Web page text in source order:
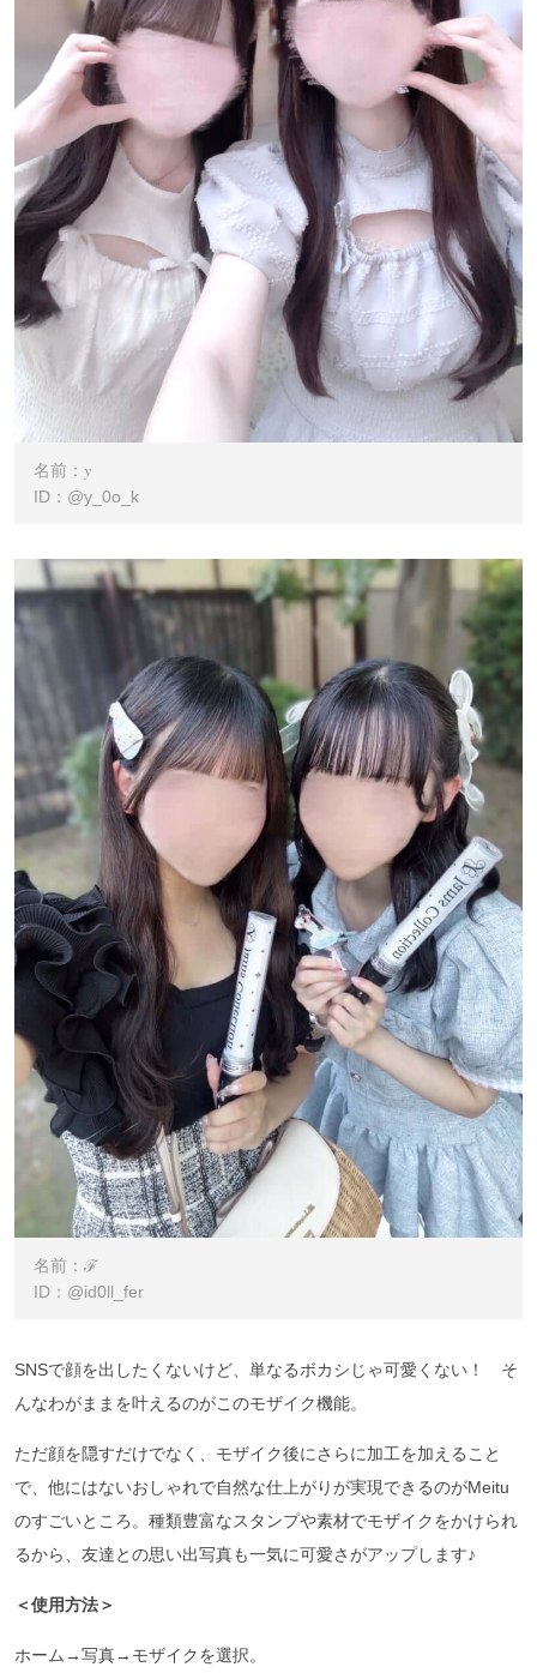
名前：𝑦
ID：@y_0o_k
名前：ℱ
ID：@id0ll_fer
SNSで顔を出したくないけど、単なるボカシじゃ可愛くない！ そ
んなわがままを叶えるのがこのモザイク機能。
ただ顔を隠すだけでなく、モザイク後にさらに加工を加えること
で、他にはないおしゃれで自然な仕上がりが実現できるのがMeitu
のすごいところ。種類豊富なスタンプや素材でモザイクをかけられ
るから、友達との思い出写真も一気に可愛さがアップします♪
＜使用方法＞
ホーム→写真→モザイクを選択。